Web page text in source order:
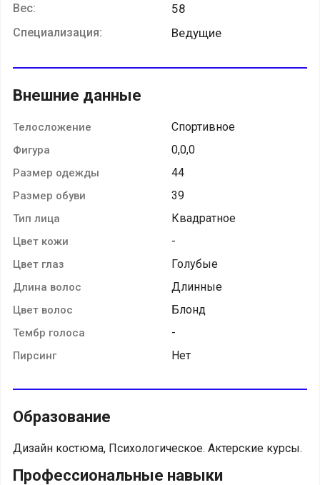
Вес: 58
Специализация: Ведущие
Внешние данные
Телосложение Спортивное
Фигура 0,0,0
Размер одежды 44
Размер обуви 39
Тип лица Квадратное
Цвет кожи -
Цвет глаз Голубые
Длина волос Длинные
Цвет волос Блонд
Тембр голоса -
Пирсинг Нет
Образование
Дизайн костюма, Психологическое. Актерские курсы.
Профессиональные навыки